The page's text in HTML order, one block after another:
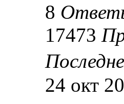
8
17473
24 окт